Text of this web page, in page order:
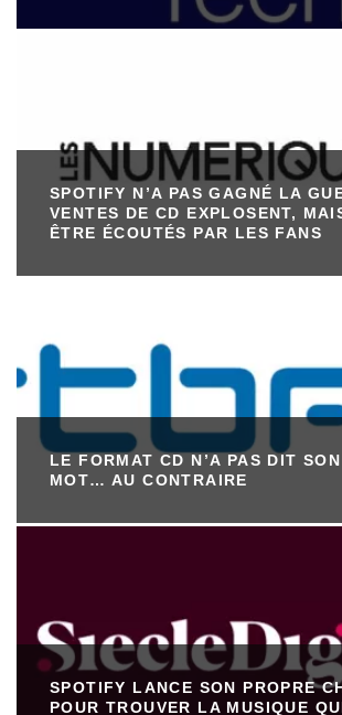
SPOTIFY N’A PAS GAGNÉ LA
VENTES DE CD EXPLOSENT,
ÊTRE ÉCOUTÉS PAR LES FANS
LE FORMAT CD N’A PAS DIT
MOT… AU CONTRAIRE
SPOTIFY LANCE SON PROPRE
POUR TROUVER LA MUSIQUE